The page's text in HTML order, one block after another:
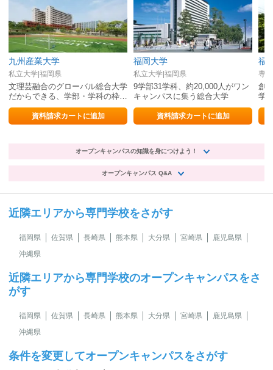
九州産業大学
私立大学|福岡県
文理芸融合のグローバル総合大学
だからできる、学部・学科の枠を
超えた学びによるプロジェクトが
展開中。資料請求カートに追加
福岡大学
私立大学|福岡県
9学部31学科、約20,000人がワン
キャンパスに集う総合大学
資料請求カートに追加
福
専
創
学
オープンキャンパスの知識を身につけよう！
オープンキャンパス Q&A
近隣エリアから専門学校をさがす
福岡県 佐賀県 長崎県 熊本県 大分県 宮崎県
鹿児島県
沖縄県
近隣エリアから専門学校のオープンキャンパスをさ
がす
福岡県 佐賀県 長崎県 熊本県 大分県 宮崎県
鹿児島県
沖縄県
条件を変更してオープンキャンパスをさがす